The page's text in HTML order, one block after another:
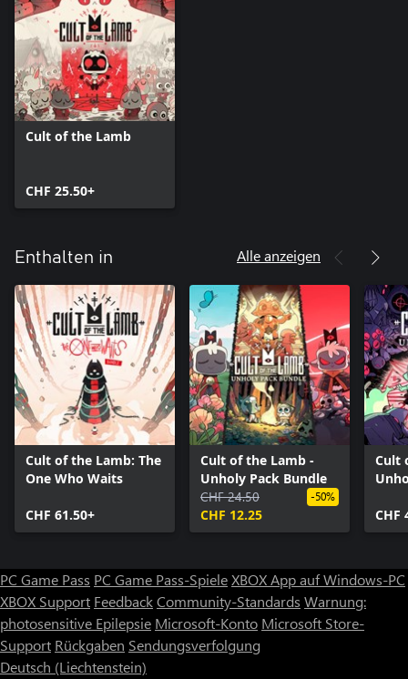
Cult of the Lamb
CHF 25.50+
Enthalten in Alle anzeigen
Cult of the Lamb: The
One Who Waits
CHF 61.50+
Cult of the Lamb -
Unholy Pack Bundle
CHF 24.50
CHF 12.25
-50%
Cult
CHF
PC Game Pass PC Game Pass-SpieleXBOX App auf Windows-PC
XBOX Support FeedbackCommunity-Standards Warnung:
photosensitive Epilepsie Microsoft-Konto Microsoft Store-
Support Rückgaben Sendungsverfolgung
Deutsch (Liechtenstein)